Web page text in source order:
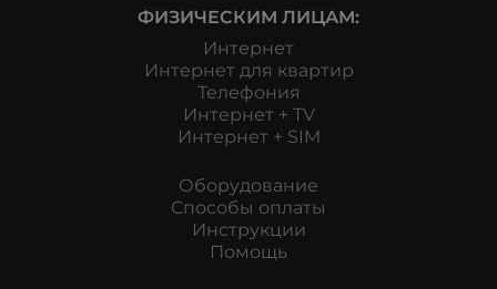
ФИЗИЧЕСКИМ ЛИЦАМ:
Интернет
Интернет для квартир
Телефония
Интернет + TV
Интернет + SIM
Оборудование
Способы оплаты
Инструкции
Помощь